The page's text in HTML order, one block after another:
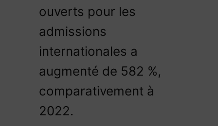
ouverts pour les
admissions
internationales a
augmenté de 582 %,
comparativement à
2022.